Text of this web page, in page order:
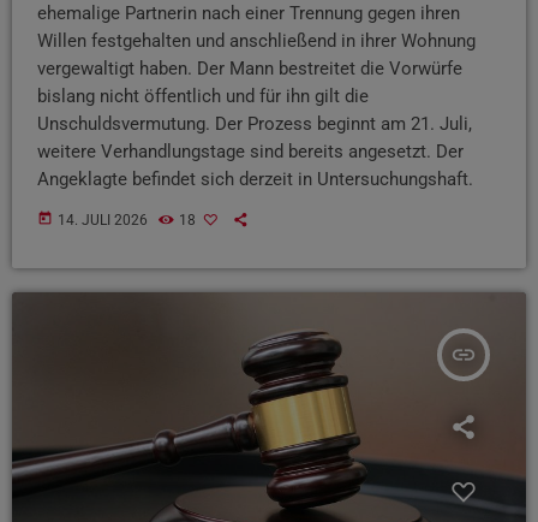
ehemalige Partnerin nach einer Trennung gegen ihren
Willen festgehalten und anschließend in ihrer Wohnung
vergewaltigt haben. Der Mann bestreitet die Vorwürfe
bislang nicht öffentlich und für ihn gilt die
Unschuldsvermutung. Der Prozess beginnt am 21. Juli,
weitere Verhandlungstage sind bereits angesetzt. Der
Angeklagte befindet sich derzeit in Untersuchungshaft.
today 14. JULI 2026 18
insert_link